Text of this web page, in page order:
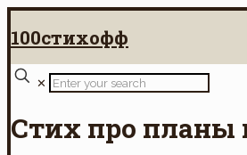
100стихофф
✕
Стих про планы